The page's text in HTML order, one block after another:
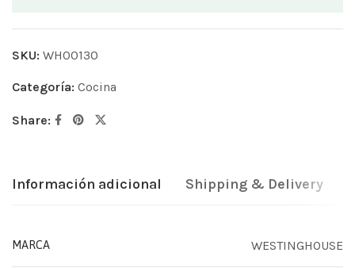
SKU: WH00130
Categoría: Cocina
Share:
Información adicional Shipping & Delivery
MARCA WESTINGHOUSE